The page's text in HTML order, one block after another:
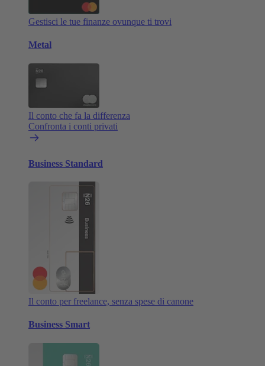
Gestisci le tue finanze ovunque ti trovi
Metal
Il conto che fa la differenza
Confronta i conti privati
Business Standard
Il conto per freelance, senza spese di canone
Business Smart